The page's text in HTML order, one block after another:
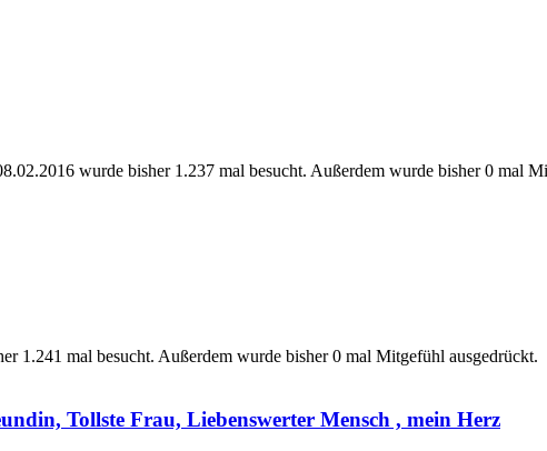
wurde bisher 1.237 mal besucht. Außerdem wurde bisher 0 mal
1.241 mal besucht. Außerdem wurde bisher 0 mal Mitgefühl ausgedrückt.
Tollste Frau, Liebenswerter Mensch , mein Herz